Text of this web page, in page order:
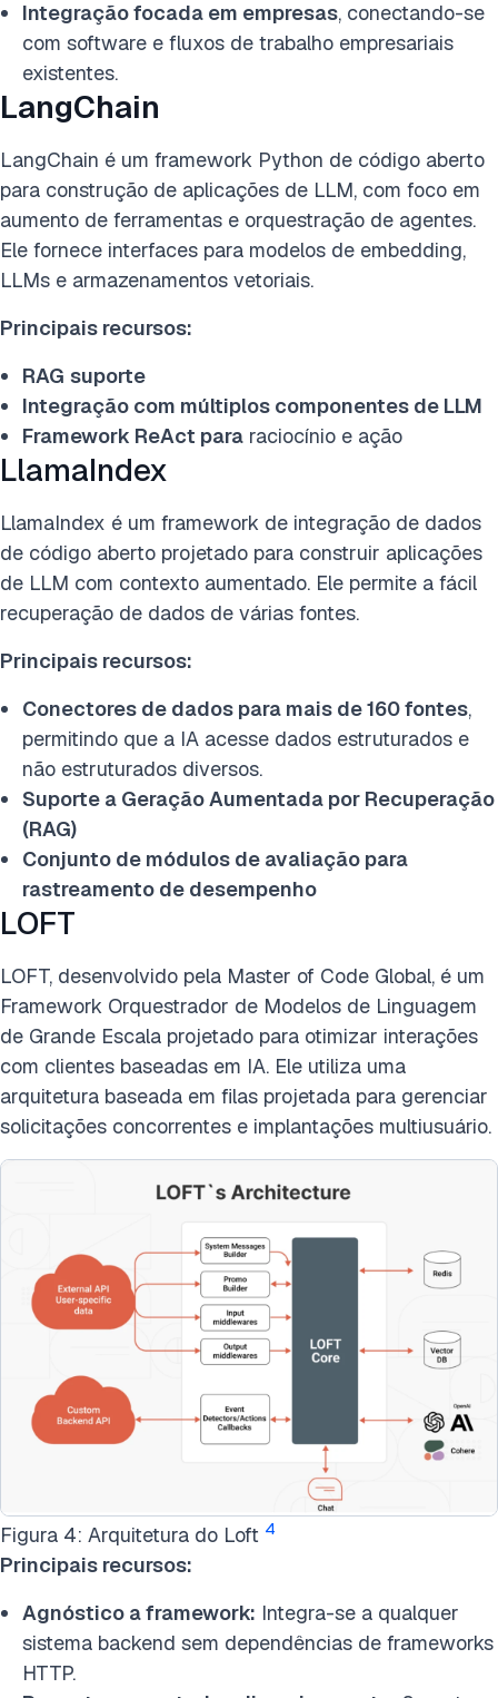
Integração focada em empresas, conectando-se
com software e fluxos de trabalho empresariais
existentes.
LangChain
LangChain é um framework Python de código aberto
para construção de aplicações de LLM, com foco em
aumento de ferramentas e orquestração de agentes.
Ele fornece interfaces para modelos de embedding,
LLMs e armazenamentos vetoriais.
Principais recursos:
RAG suporte
Integração com múltiplos componentes de LLM
Framework ReAct para raciocínio e ação
LlamaIndex
LlamaIndex é um framework de integração de dados
de código aberto projetado para construir aplicações
de LLM com contexto aumentado. Ele permite a fácil
recuperação de dados de várias fontes.
Principais recursos:
Conectores de dados para mais de 160 fontes,
permitindo que a IA acesse dados estruturados e
não estruturados diversos.
Suporte a Geração Aumentada por Recuperação
(RAG)
Conjunto de módulos de avaliação para
rastreamento de desempenho
LOFT
LOFT, desenvolvido pela Master of Code Global, é um
Framework Orquestrador de Modelos de Linguagem
de Grande Escala projetado para otimizar interações
com clientes baseadas em IA. Ele utiliza uma
arquitetura baseada em filas projetada para gerenciar
solicitações concorrentes e implantações multiusuário.
Figura 4: Arquitetura do Loft 4
Principais recursos:
Agnóstico a framework: Integra-se a qualquer
sistema backend sem dependências de frameworks
HTTP.